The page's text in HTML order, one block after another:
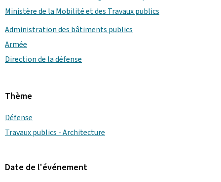
Ministère de la Mobilité et des Travaux publics
Administration des bâtiments publics
Armée
Direction de la défense
Thème
Défense
Travaux publics - Architecture
Date de l'événement